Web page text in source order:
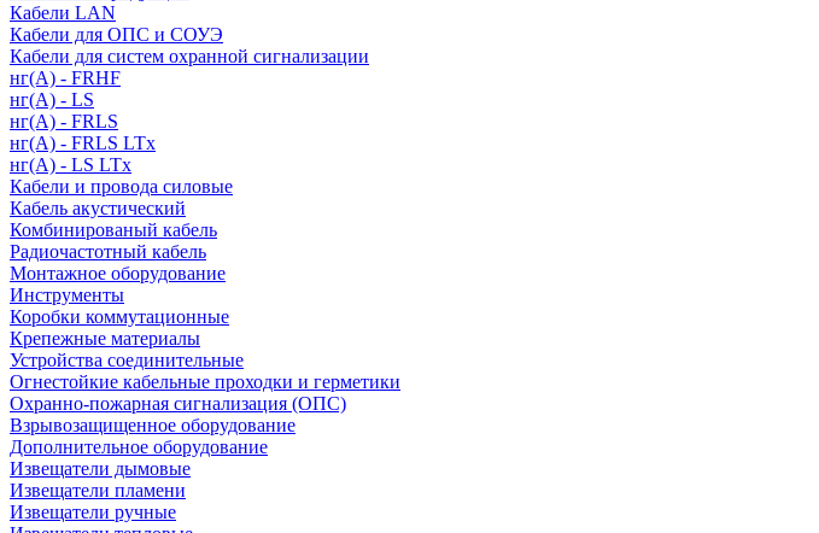
Кабели LAN
Кабели для ОПС и СОУЭ
Кабели для систем охранной сигнализации
нг(A) - FRHF
нг(A) - LS
нг(А) - FRLS
нг(А) - FRLS LTx
нг(А) - LS LTx
Кабели и провода силовые
Кабель акустический
Комбинированый кабель
Радиочастотный кабель
Монтажное оборудование
Инструменты
Коробки коммутационные
Крепежные материалы
Устройства соединительные
Огнестойкие кабельные проходки и герметики
Охранно-пожарная сигнализация (ОПС)
Взрывозащищенное оборудование
Дополнительное оборудование
Извещатели дымовые
Извещатели пламени
Извещатели ручные